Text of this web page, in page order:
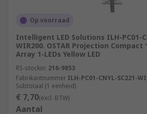
Op voorraad
Intelligent LED Solutions ILH-PC01-
WIR200. OSTAR Projection Compact
Array 1-LEDs Yellow LED
RS-stocknr. 216-9853
Fabrikantnummer ILH-PC01-CNYL-SC221-
Subtotaal (1 eenheid)
€ 7,70(excl. BTW)
Aantal